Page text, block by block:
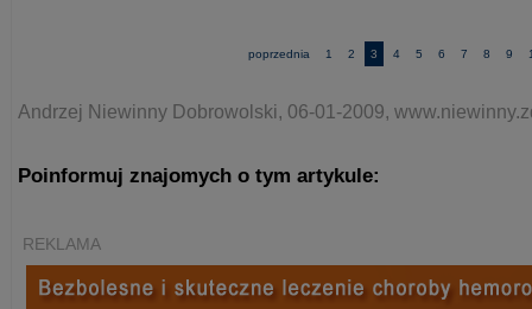
poprzednia 1 2 3 4 5 6 7 8 9
Andrzej Niewinny Dobrowolski, 06-01-2009,
Poinformuj znajomych o tym artykule:
REKLAMA